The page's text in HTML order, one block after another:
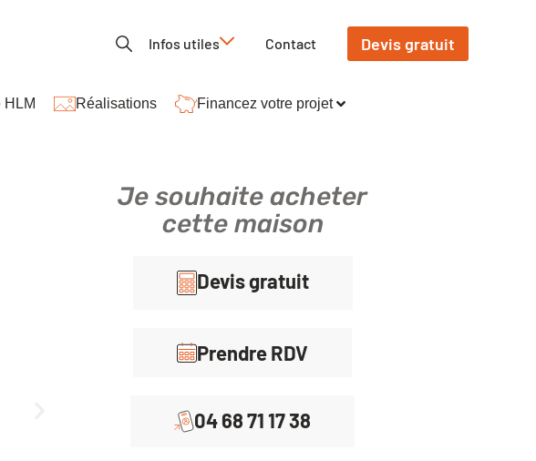
Infos utiles Contact Devis gratuit
HLM Réalisations Financez votre projet
Je souhaite acheter
cette maison
Devis gratuit
Prendre RDV
04 68 71 17 38